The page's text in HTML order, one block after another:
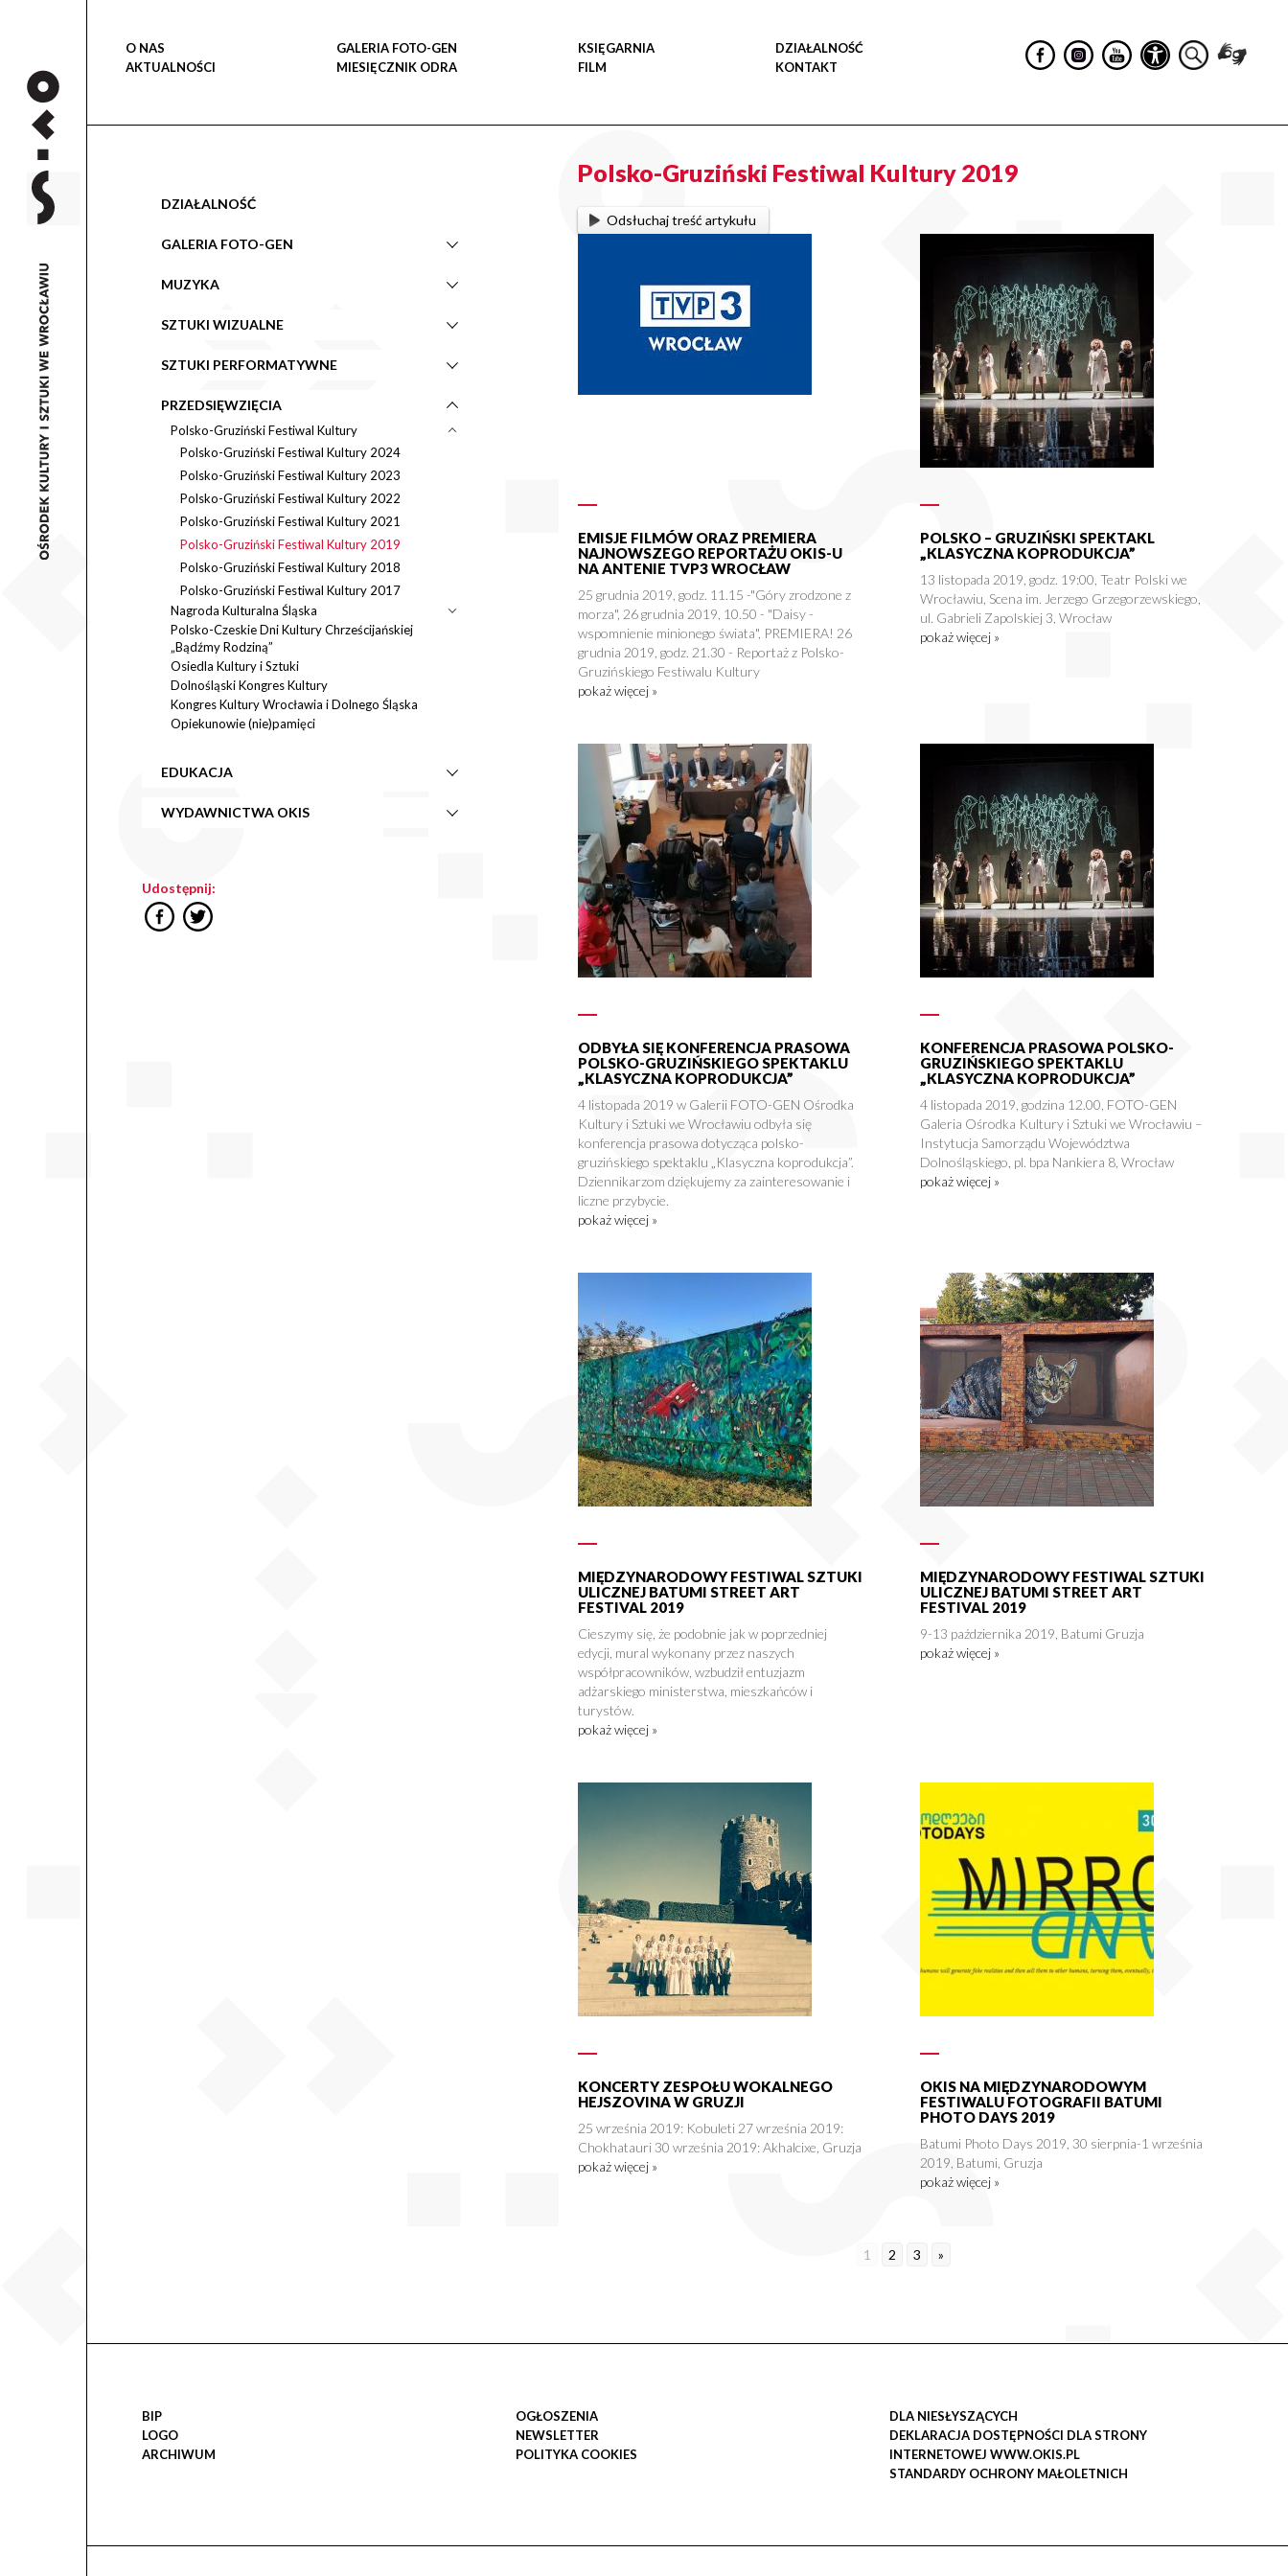
O NAS
AKTUALNOŚCI
GALERIA FOTO-GEN
MIESIĘCZNIK ODRA
KSIĘGARNIA
FILM
DZIAŁALNOŚĆ
KONTAKT
DZIAŁALNOŚĆ
GALERIA FOTO-GEN
MUZYKA
SZTUKI WIZUALNE
SZTUKI PERFORMATYWNE
PRZEDSIĘWZIĘCIA
Polsko-Gruziński Festiwal Kultury
Polsko-Gruziński Festiwal Kultury 2024
Polsko-Gruziński Festiwal Kultury 2023
Polsko-Gruziński Festiwal Kultury 2022
Polsko-Gruziński Festiwal Kultury 2021
Polsko-Gruziński Festiwal Kultury 2019
Polsko-Gruziński Festiwal Kultury 2018
Polsko-Gruziński Festiwal Kultury 2017
Nagroda Kulturalna Śląska
Polsko-Czeskie Dni Kultury Chrześcijańskiej
„Bądźmy Rodziną”
Osiedla Kultury i Sztuki
Dolnośląski Kongres Kultury
Kongres Kultury Wrocławia i Dolnego Śląska
Opiekunowie (nie)pamięci
EDUKACJA
WYDAWNICTWA OKIS
Udostępnij:
Polsko-Gruziński Festiwal Kultury 2019
Odsłuchaj treść artykułu
EMISJE FILMÓW ORAZ PREMIERA
NAJNOWSZEGO REPORTAŻU OKIS-U
NA ANTENIE TVP3 WROCŁAW
25 grudnia 2019, godz. 11.15 -"Góry zrodzone z
morza", 26 grudnia 2019, 10.50 - "Daisy -
wspomnienie minionego świata", PREMIERA! 26
grudnia 2019, godz. 21.30 - Reportaż z Polsko-
Gruzińskiego Festiwalu Kultury
pokaż więcej »
POLSKO – GRUZIŃSKI SPEKTAKL
„KLASYCZNA KOPRODUKCJA”
13 listopada 2019, godz. 19:00, Teatr Polski we
Wrocławiu, Scena im. Jerzego Grzegorzewskiego,
ul. Gabrieli Zapolskiej 3, Wrocław
pokaż więcej »
ODBYŁA SIĘ KONFERENCJA PRASOWA
POLSKO-GRUZIŃSKIEGO SPEKTAKLU
„KLASYCZNA KOPRODUKCJA”
4 listopada 2019 w Galerii FOTO-GEN Ośrodka
Kultury i Sztuki we Wrocławiu odbyła się
konferencja prasowa dotycząca polsko-
gruzińskiego spektaklu „Klasyczna koprodukcja”.
Dziennikarzom dziękujemy za zainteresowanie i
liczne przybycie.
pokaż więcej »
KONFERENCJA PRASOWA POLSKO-
GRUZIŃSKIEGO SPEKTAKLU
„KLASYCZNA KOPRODUKCJA”
4 listopada 2019, godzina 12.00, FOTO-GEN
Galeria Ośrodka Kultury i Sztuki we Wrocławiu –
Instytucja Samorządu Województwa
Dolnośląskiego, pl. bpa Nankiera 8, Wrocław
pokaż więcej »
MIĘDZYNARODOWY FESTIWAL SZTUKI
ULICZNEJ BATUMI STREET ART
FESTIVAL 2019
Cieszymy się, że podobnie jak w poprzedniej
edycji, mural wykonany przez naszych
współpracowników, wzbudził entuzjazm
adżarskiego ministerstwa, mieszkańców i
turystów.
pokaż więcej »
MIĘDZYNARODOWY FESTIWAL SZTUKI
ULICZNEJ BATUMI STREET ART
FESTIVAL 2019
9-13 października 2019, Batumi Gruzja
pokaż więcej »
KONCERTY ZESPOŁU WOKALNEGO
HEJSZOVINA W GRUZJI
25 września 2019: Kobuleti 27 września 2019:
Chokhatauri 30 września 2019: Akhalcixe, Gruzja
pokaż więcej »
OKIS NA MIĘDZYNARODOWYM
FESTIWALU FOTOGRAFII BATUMI
PHOTO DAYS 2019
Batumi Photo Days 2019, 30 sierpnia-1 września
2019, Batumi, Gruzja
pokaż więcej »
1 2 3 »
BIP
LOGO
ARCHIWUM
OGŁOSZENIA
NEWSLETTER
POLITYKA COOKIES
DLA NIESŁYSZĄCYCH
DEKLARACJA DOSTĘPNOŚCI DLA STRONY
INTERNETOWEJ WWW.OKIS.PL
STANDARDY OCHRONY MAŁOLETNICH